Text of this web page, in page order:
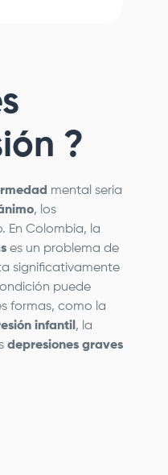
?
mental seria
, los
En Colombia, la
es un problema de
significativamente
puede
formas, como la
infantil , la
depresiones graves